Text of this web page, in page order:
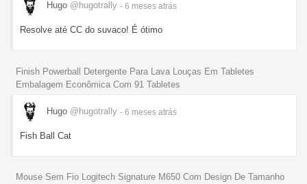
Hugo @hugotrally - 6 meses atrás
Resolve até CC do suvaco! É ótimo
Finish Powerball Detergente Para Lava Louças Em Tabletes
Embalagem Econômica Com 91 Tabletes
Hugo @hugotrally - 6 meses atrás
Fish Ball Cat
Mouse Sem Fio Logitech Signature M650 Com Design De Tamanho